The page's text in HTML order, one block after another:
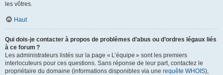
les vôtres.
Haut
Qui dois-je contacter à propos de problèmes d’abus ou d’ordres légaux liés
à ce forum ?
Les administrateurs listés sur la page « L’équipe » sont les premiers
interlocuteurs pour ces questions. Sans réponse de leur part, contactez le
propriétaire du domaine (informations disponibles via une requête WHOIS),